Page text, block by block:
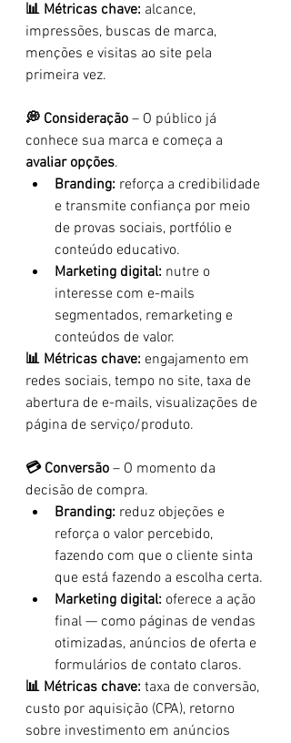
📊 Métricas chave: alcance,
impressões, buscas de marca,
menções e visitas ao site pela
primeira vez.
💭 Consideração – O público já
conhece sua marca e começa a
avaliar opções.
Branding: reforça a credibilidade
e transmite confiança por meio
de provas sociais, portfólio e
conteúdo educativo.
Marketing digital: nutre o
interesse com e-mails
segmentados, remarketing e
conteúdos de valor.
📊 Métricas chave: engajamento em
redes sociais, tempo no site, taxa de
abertura de e-mails, visualizações de
página de serviço/produto.
💳 Conversão – O momento da
decisão de compra.
Branding: reduz objeções e
reforça o valor percebido,
fazendo com que o cliente sinta
que está fazendo a escolha certa.
Marketing digital: oferece a ação
final — como páginas de vendas
otimizadas, anúncios de oferta e
formulários de contato claros.
📊 Métricas chave: taxa de conversão,
custo por aquisição (CPA), retorno
sobre investimento em anúncios